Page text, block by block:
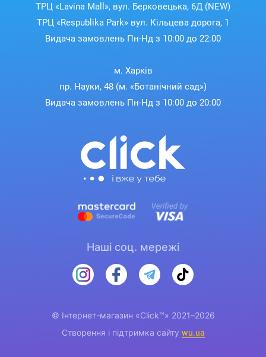
ТРЦ «Lavina Mall», вул. Берковецька, 6Д (NEW)
ТРЦ «Respublika Park» вул. Кільцева дорога, 1
Видача замовлень Пн-Нд з 10:00 до 22:00
м. Харків
пр. Науки, 48 (м. «Ботанічний сад»)
Видача замовлень Пн-Нд з 10:00 до 20:00
Наші соц. мережі
© Інтернет-магазин «Click™» 2021–2026
Створення і підтримка сайту wu.ua